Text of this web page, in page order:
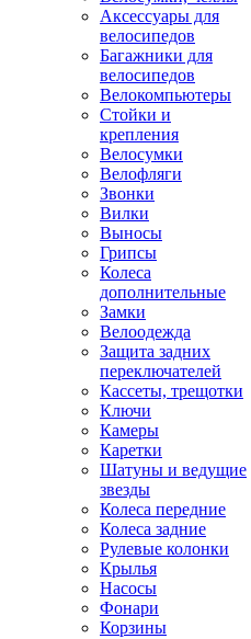
Аксессуары для
велосипедов
Багажники для
велосипедов
Велокомпьютеры
Стойки и
крепления
Велосумки
Велофляги
Звонки
Вилки
Выносы
Грипсы
Колеса
дополнительные
Замки
Велоодежда
Защита задних
переключателей
Кассеты, трещотки
Ключи
Камеры
Каретки
Шатуны и ведущие
звезды
Колеса передние
Колеса задние
Рулевые колонки
Крылья
Насосы
Фонари
Корзины